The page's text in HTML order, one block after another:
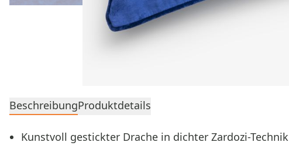
BeschreibungProduktdetails
Kunstvoll gestickter Drache in dichter Zardozi-Technik